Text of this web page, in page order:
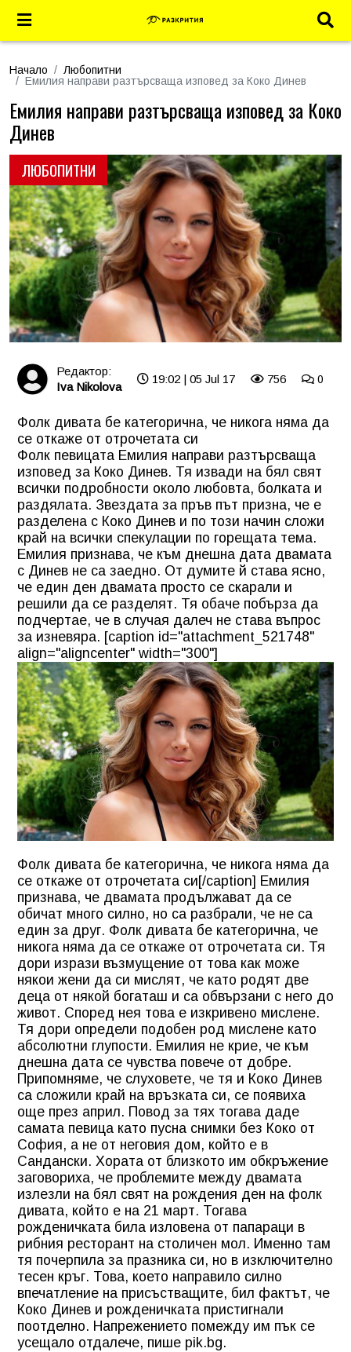
Начало
Любопитни
Емилия направи разтърсваща изповед за Коко Динев
ЛЮБОПИТНИ
Емилия направи разтърсваща изповед за Коко
Динев
Редактор:
Iva Nikolova
19:02 | 05 Jul 17 756 0
Фолк дивата бе категорична, че никога няма да
се откаже от отрочетата си
Фолк певицата Емилия направи разтърсваща
изповед за Коко Динев. Тя извади на бял свят
всички подробности около любовта, болката и
раздялата. Звездата за пръв път призна, че е
разделена с Коко Динев и по този начин сложи
край на всички спекулации по горещата тема.
Емилия признава, че към днешна дата двамата
с Динев не са заедно. От думите й става ясно,
че един ден двамата просто се скарали и
решили да се разделят. Тя обаче побърза да
подчертае, че в случая далеч не става въпрос
за изневяра. [caption id="attachment_521748"
align="aligncenter" width="300"]
Фолк дивата бе категорична, че никога няма да
се откаже от отрочетата си[/caption] Емилия
признава, че двамата продължават да се
обичат много силно, но са разбрали, че не са
един за друг. Фолк дивата бе категорична, че
никога няма да се откаже от отрочетата си. Тя
дори изрази възмущение от това как може
някои жени да си мислят, че като родят две
деца от някой богаташ и са обвързани с него до
живот. Според нея това е изкривено мислене.
Тя дори определи подобен род мислене като
абсолютни глупости. Емилия не крие, че към
днешна дата се чувства повече от добре.
Припомняме, че слуховете, че тя и Коко Динев
са сложили край на връзката си, се появиха
още през април. Повод за тях тогава даде
самата певица като пусна снимки без Коко от
София, а не от неговия дом, който е в
Сандански. Хората от близкото им обкръжение
заговориха, че проблемите между двамата
излезли на бял свят на рождения ден на фолк
дивата, който е на 21 март. Тогава
рожденичката била изловена от папараци в
рибния ресторант на столичен мол. Именно там
тя почерпила за празника си, но в изключително
тесен кръг. Това, което направило силно
впечатление на присъстващите, бил фактът, че
Коко Динев и рожденичката пристигнали
поотделно. Напрежението помежду им пък се
усещало отдалече, пише pik.bg.